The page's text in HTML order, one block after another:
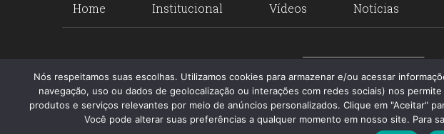
Home Institucional Vídeos Notícias
Nós respeitamos suas escolhas. Utilizamos cookies para armazenar e/ou acessar
navegação, uso ou dados de geolocalização ou interações com redes sociais) nos
produtos e serviços relevantes por meio de anúncios personalizados. Clique em "Aceitar"
Você pode alterar suas preferências a qualquer momento em nosso site. Para